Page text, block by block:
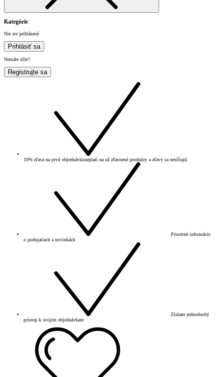
Kategórie
Nie ste prihlásený
Prihlásiť sa
Nemáte účet?
Registrujte sa
10% zľava na prvú objednávkuneplatí na už zľavnené produkty a zľavy sa nesčítajú
Prioritné informácie
o podujatiach a novinkách
Získate jednoduchý
prístup k svojim objednávkam